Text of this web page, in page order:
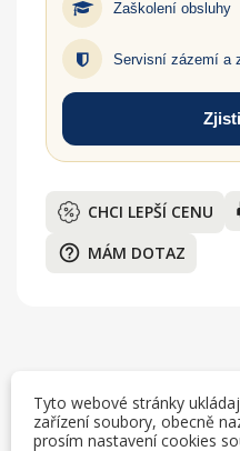
Zaškolení obsluhy
Servisní zázemí a
CHCI LEPŠÍ CENU
help_outline MÁM DOTAZ
Popis
Tyto webové stránky
zařízení soubory, obecně
prosím nastavení cookies